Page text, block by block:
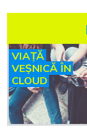
VIAȚĂ
VEȘNICĂ ÎN
CLOUD